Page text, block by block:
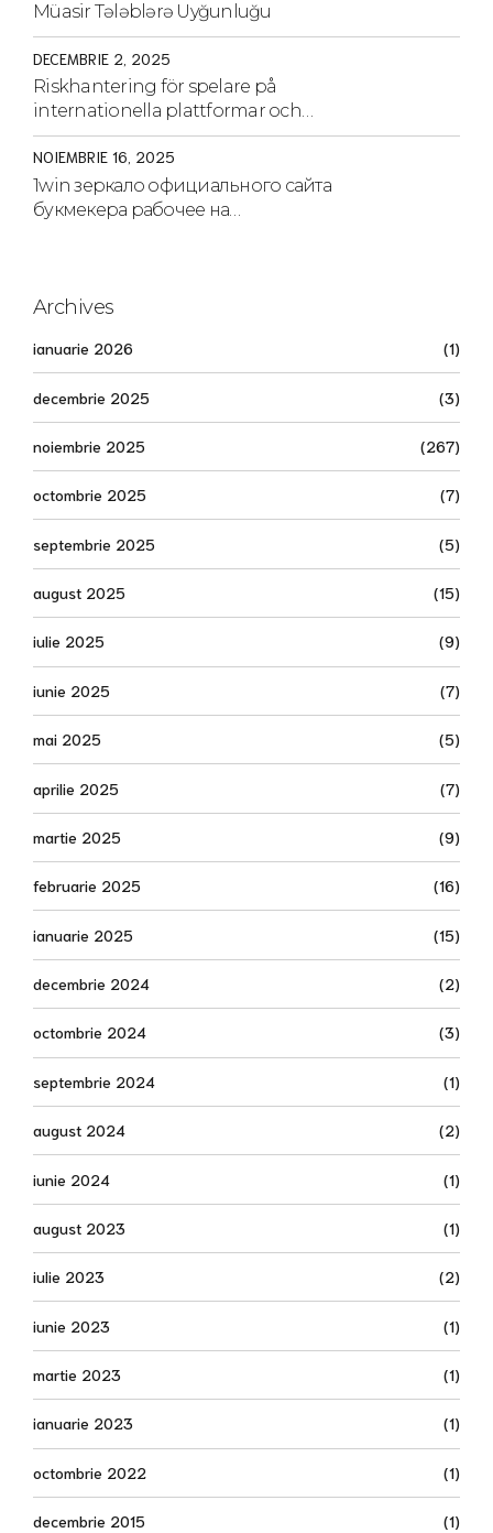
Müasir Tələblərə Uyğunluğu
DECEMBRIE 2, 2025
Riskhantering för spelare på
internationella plattformar och
strategier för säkerhet
NOIEMBRIE 16, 2025
1win зеркало официального сайта
букмекера рабочее на
Archives
ianuarie 2026 (1)
decembrie 2025 (3)
noiembrie 2025 (267)
octombrie 2025 (7)
septembrie 2025 (5)
august 2025 (15)
iulie 2025 (9)
iunie 2025 (7)
mai 2025 (5)
aprilie 2025 (7)
martie 2025 (9)
februarie 2025 (16)
ianuarie 2025 (15)
decembrie 2024 (2)
octombrie 2024 (3)
septembrie 2024 (1)
august 2024 (2)
iunie 2024 (1)
august 2023 (1)
iulie 2023 (2)
iunie 2023 (1)
martie 2023 (1)
ianuarie 2023 (1)
octombrie 2022 (1)
decembrie 2015 (1)